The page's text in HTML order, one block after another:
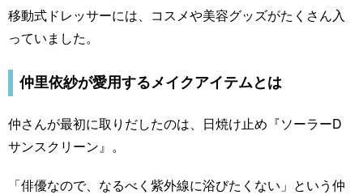
移動式ドレッサーには、コスメや美容グッズがたくさん入
っていました。
仲里依紗が愛用するメイクアイテムとは
仲さんが最初に取りだしたのは、日焼け止め『ソーラーD
サンスクリーン』。
「俳優なので、なるべく紫外線に浴びたくない」という仲